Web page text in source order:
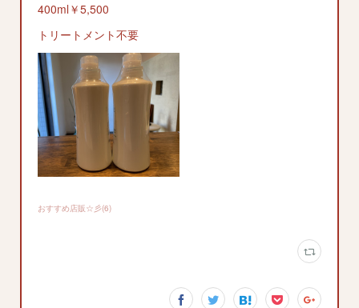
400ml￥5,500
トリートメント不要
おすすめ店販☆彡(6)